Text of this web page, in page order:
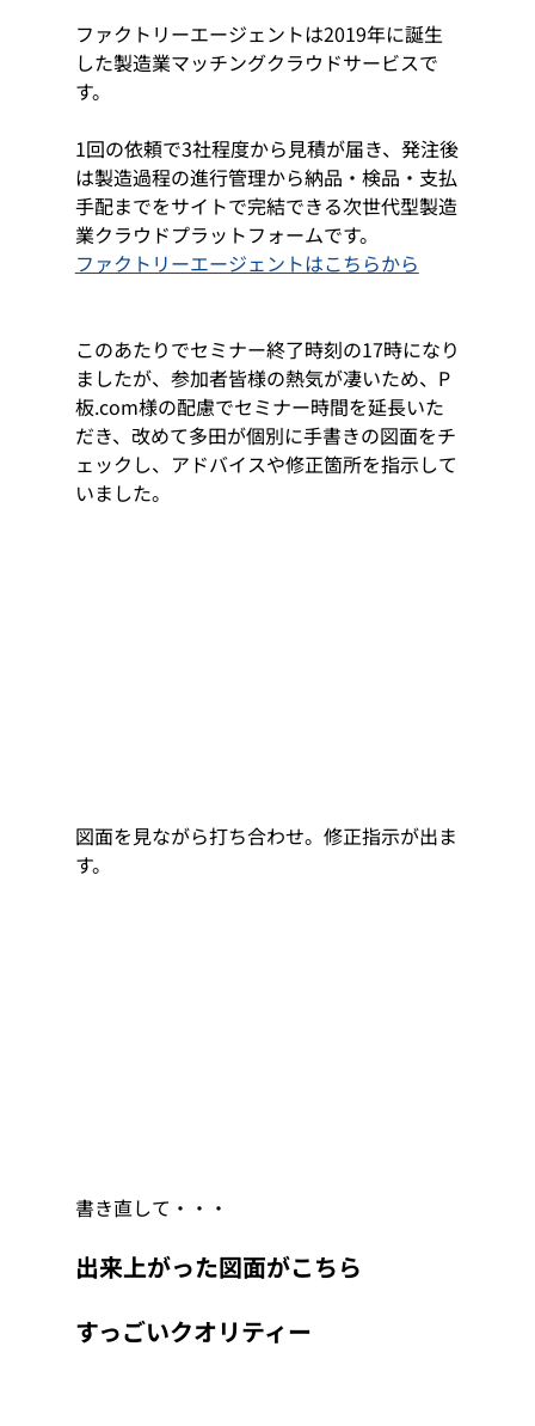
ファクトリーエージェントは2019年に誕生
した製造業マッチングクラウドサービスで
す。
1回の依頼で3社程度から見積が届き、発注後
は製造過程の進行管理から納品・検品・支払
手配までをサイトで完結できる次世代型製造
業クラウドプラットフォームです。
ファクトリーエージェントはこちらから
このあたりでセミナー終了時刻の17時になり
ましたが、参加者皆様の熱気が凄いため、P
板.com様の配慮でセミナー時間を延長いた
だき、改めて多田が個別に手書きの図面をチ
ェックし、アドバイスや修正箇所を指示して
いました。
図面を見ながら打ち合わせ。修正指示が出ま
す。
書き直して・・・
出来上がった図面がこちら
すっごいクオリティー